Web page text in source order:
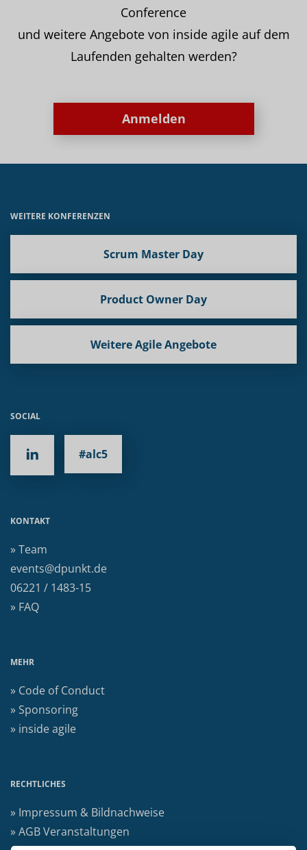
Conference
und weitere Angebote von inside agile auf dem
Laufenden gehalten werden?
Anmelden
WEITERE KONFERENZEN
Scrum Master Day
Product Owner Day
Weitere Agile Angebote
SOCIAL
#alc5
KONTAKT
» Team
events@dpunkt.de
06221 / 1483-15
» FAQ
MEHR
» Code of Conduct
» Sponsoring
» inside agile
RECHTLICHES
» Impressum & Bildnachweise
» AGB Veranstaltungen